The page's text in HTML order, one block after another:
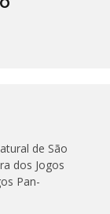
de São
dos Jogos
Pan-